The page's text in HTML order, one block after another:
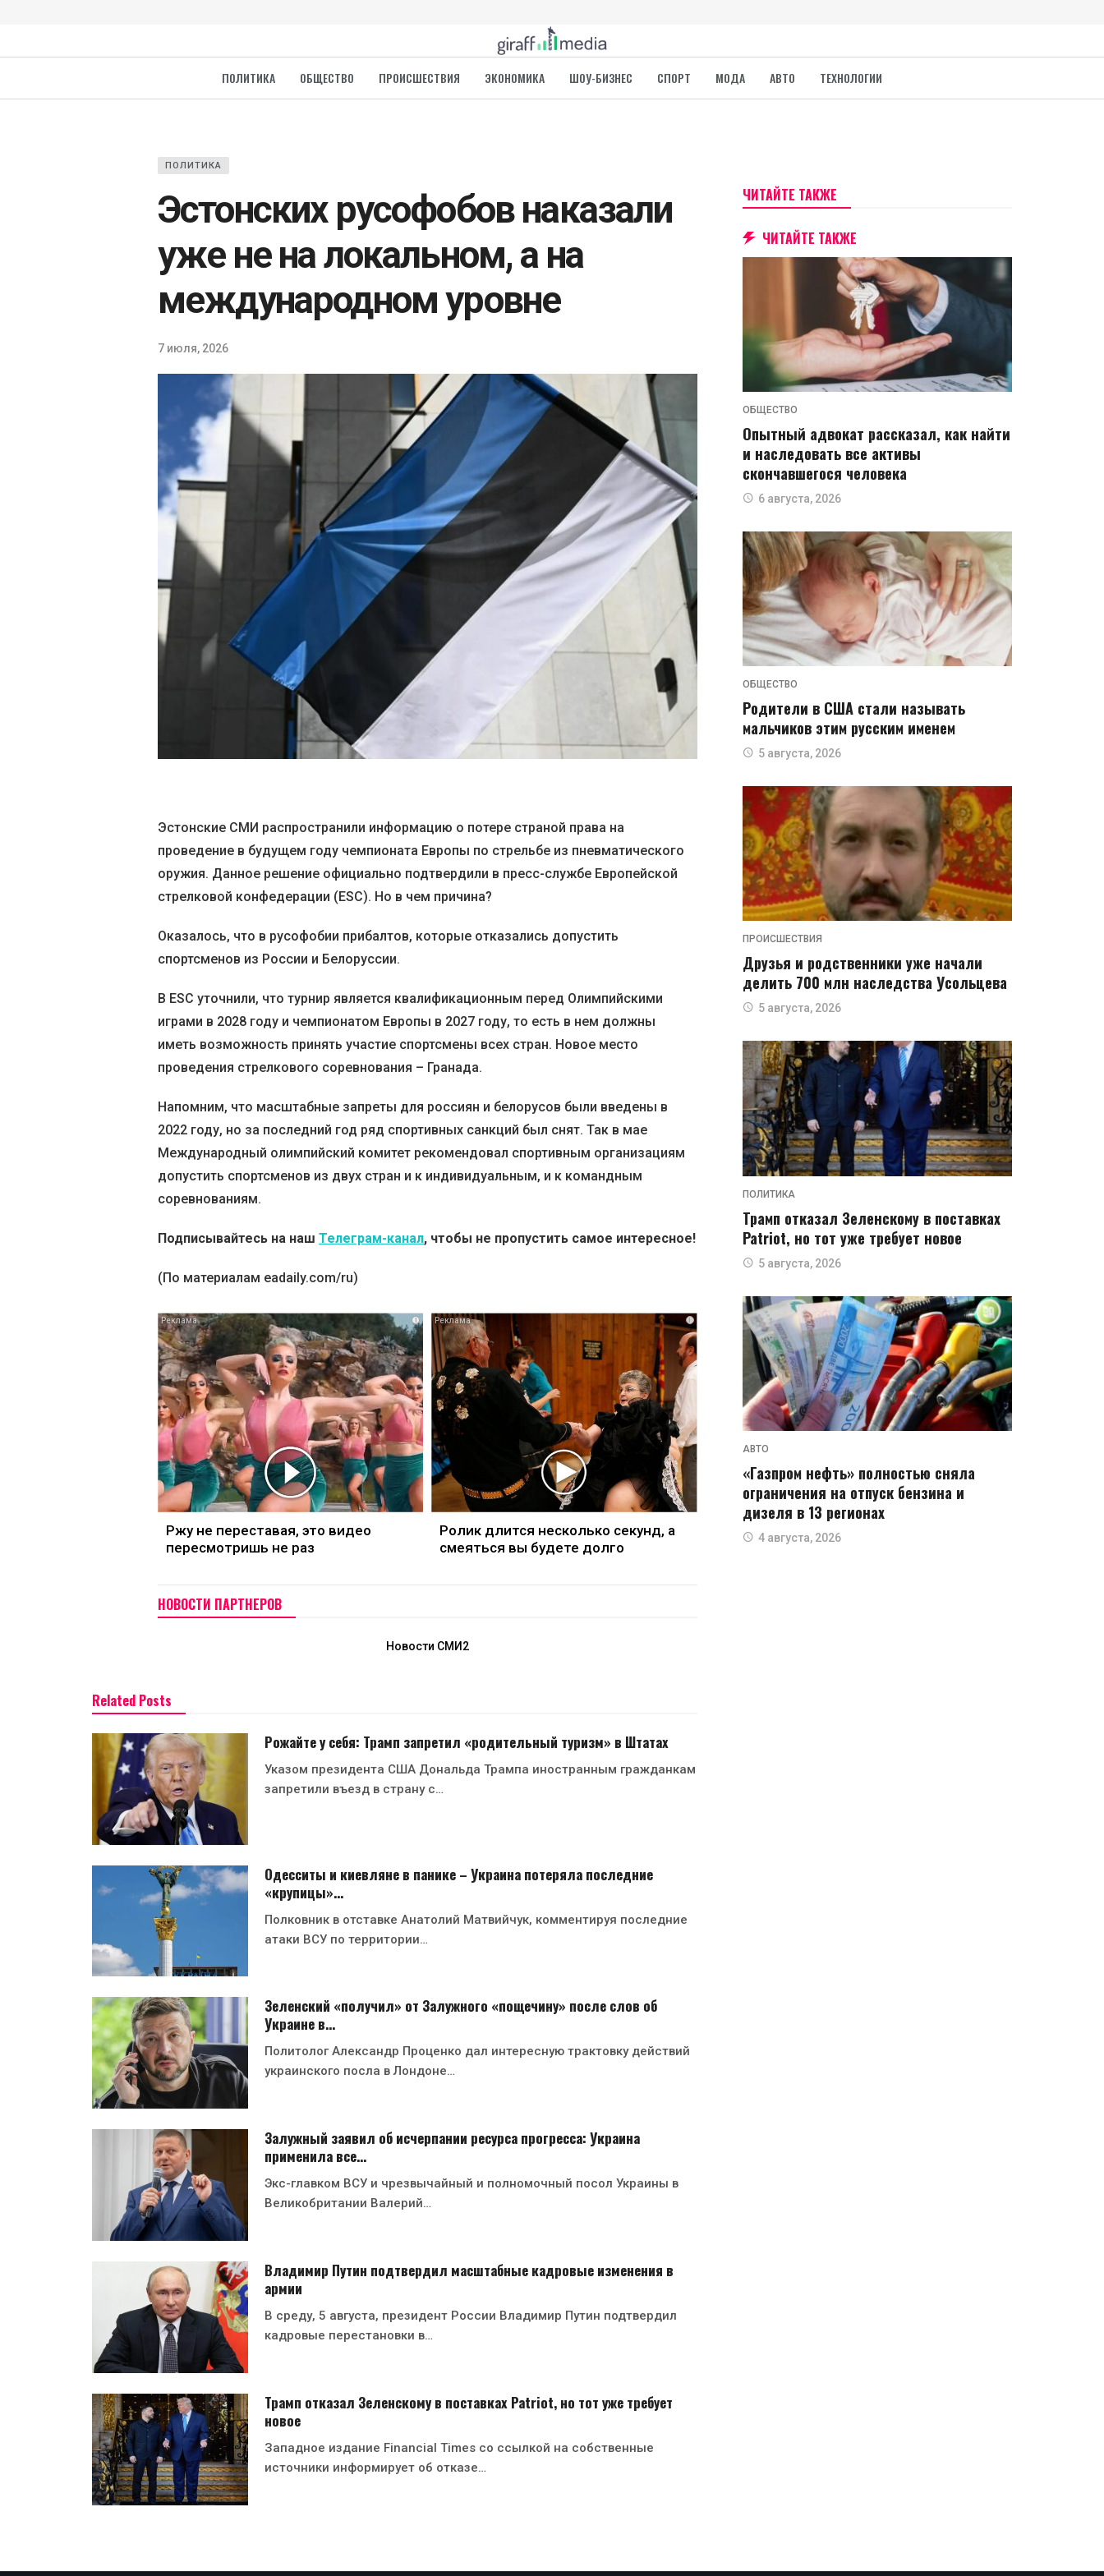
ПОЛИТИКА ОБЩЕСТВО ПРОИСШЕСТВИЯ ЭКОНОМИКА ШОУ-БИЗНЕС СПОРТ МОДА АВТО ТЕХНОЛОГИИ
ПОЛИТИКА
Эстонских русофобов наказали
уже не на локальном, а на
международном уровне
7 июля, 2026
Эстонские СМИ распространили информацию о потере страной права на
проведение в будущем году чемпионата Европы по стрельбе из пневматического
оружия. Данное решение официально подтвердили в пресс-службе Европейской
стрелковой конфедерации (ESC). Но в чем причина?
Оказалось, что в русофобии прибалтов, которые отказались допустить
спортсменов из России и Белоруссии.
В ESC уточнили, что турнир является квалификационным перед Олимпийскими
играми в 2028 году и чемпионатом Европы в 2027 году, то есть в нем должны
иметь возможность принять участие спортсмены всех стран. Новое место
проведения стрелкового соревнования – Гранада.
Напомним, что масштабные запреты для россиян и белорусов были введены в
2022 году, но за последний год ряд спортивных санкций был снят. Так в мае
Международный олимпийский комитет рекомендовал спортивным организациям
допустить спортсменов из двух стран и к индивидуальным, и к командным
соревнованиям.
Подписывайтесь на наш Телеграм-канал, чтобы не пропустить самое интересное!
(По материалам eadaily.com/ru)
i
Ржу не переставая, это видео
пересмотришь не раз
i
Ролик длится несколько секунд, а
смеяться вы будете долго
НОВОСТИ ПАРТНЕРОВ
Новости СМИ2
Related Posts
Рожайте у себя: Трамп запретил «родительный туризм» в Штатах
Указом президента США Дональда Трампа иностранным гражданкам
запретили въезд в страну с…
Одесситы и киевляне в панике – Украина потеряла последние
«крупицы»…
Полковник в отставке Анатолий Матвийчук, комментируя последние
атаки ВСУ по территории…
Зеленский «получил» от Залужного «пощечину» после слов об
Украине в…
Политолог Александр Проценко дал интересную трактовку действий
украинского посла в Лондоне…
Залужный заявил об исчерпании ресурса прогресса: Украина
применила все…
Экс-главком ВСУ и чрезвычайный и полномочный посол Украины в
Великобритании Валерий…
Владимир Путин подтвердил масштабные кадровые изменения в
армии
В среду, 5 августа, президент России Владимир Путин подтвердил
кадровые перестановки в…
Трамп отказал Зеленскому в поставках Patriot, но тот уже требует
новое
Западное издание Financial Times со ссылкой на собственные
источники информирует об отказе…
ЧИТАЙТЕ ТАКЖЕ
ЧИТАЙТЕ ТАКЖЕ
ОБЩЕСТВО
Опытный адвокат рассказал, как найти
и наследовать все активы
скончавшегося человека
6 августа, 2026
ОБЩЕСТВО
Родители в США стали называть
мальчиков этим русским именем
5 августа, 2026
ПРОИСШЕСТВИЯ
Друзья и родственники уже начали
делить 700 млн наследства Усольцева
5 августа, 2026
ПОЛИТИКА
Трамп отказал Зеленскому в поставках
Patriot, но тот уже требует новое
5 августа, 2026
АВТО
«Газпром нефть» полностью сняла
ограничения на отпуск бензина и
дизеля в 13 регионах
4 августа, 2026